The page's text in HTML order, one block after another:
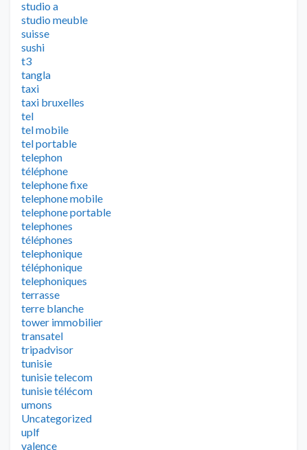
studio a
studio meuble
suisse
sushi
t3
tangla
taxi
taxi bruxelles
tel
tel mobile
tel portable
telephon
téléphone
telephone fixe
telephone mobile
telephone portable
telephones
téléphones
telephonique
téléphonique
telephoniques
terrasse
terre blanche
tower immobilier
transatel
tripadvisor
tunisie
tunisie telecom
tunisie télécom
umons
Uncategorized
uplf
valence